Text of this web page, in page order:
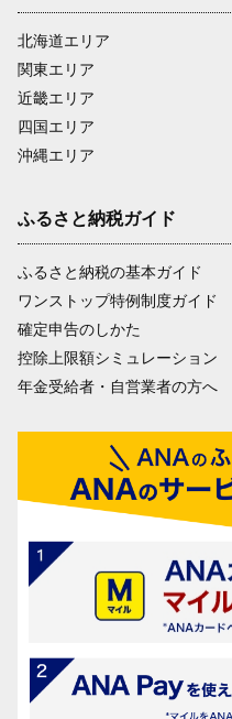
北海道エリア
関東エリア
近畿エリア
四国エリア
沖縄エリア
ふるさと納税ガイド
ふるさと納税の基本ガイド
ワンストップ特例制度ガイド
確定申告のしかた
控除上限額シミュレーション
年金受給者・自営業者の方へ